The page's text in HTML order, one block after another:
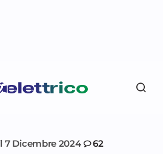
7 Dicembre 2024 62